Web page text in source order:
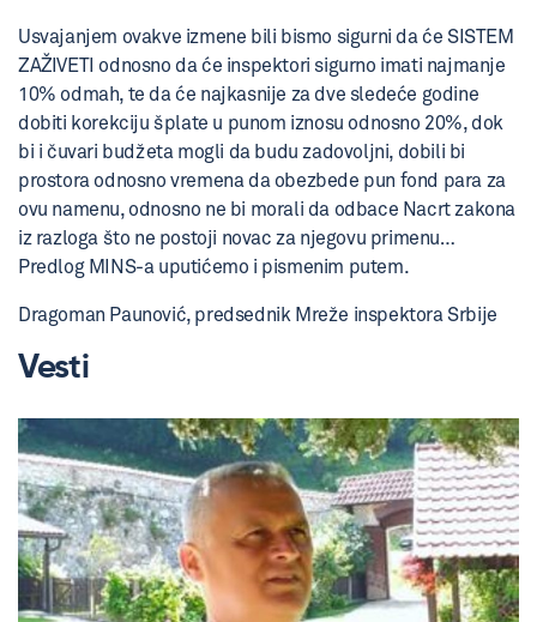
Usvajanjem ovakve izmene bili bismo sigurni da će SISTEM
ZAŽIVETI odnosno da će inspektori sigurno imati najmanje
10% odmah, te da će najkasnije za dve sledeće godine
dobiti korekciju šplate u punom iznosu odnosno 20%, dok
bi i čuvari budžeta mogli da budu zadovoljni, dobili bi
prostora odnosno vremena da obezbede pun fond para za
ovu namenu, odnosno ne bi morali da odbace Nacrt zakona
iz razloga što ne postoji novac za njegovu primenu…
Predlog MINS-a uputićemo i pismenim putem.
Dragoman Paunović, predsednik Mreže inspektora Srbije
Vesti